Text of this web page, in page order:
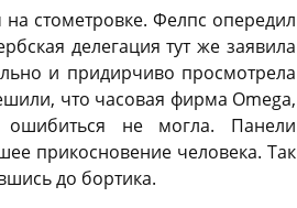
стометровке. Фелпс опередил
делегация тут же заявила
и придирчиво просмотрела
что часовая фирма Omega,
ошибиться не могла. Панели
прикосновение человека. Так
до бортика.